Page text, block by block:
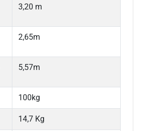
3,20 m
2,65m
5,57m
100kg
14,7 Kg